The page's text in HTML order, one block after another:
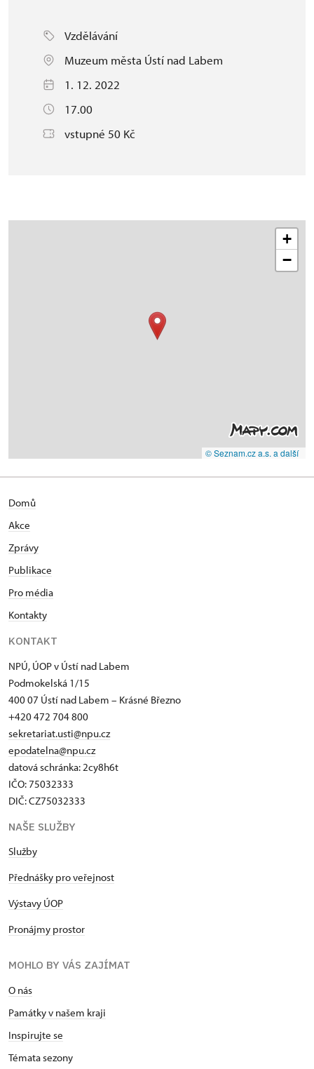
Vzdělávání
Muzeum města Ústí nad Labem
1. 12. 2022
17.00
vstupné 50 Kč
+
−
© Seznam.cz a.s. a další
Domů
Akce
Zprávy
Publikace
Pro média
Kontakty
KONTAKT
NPÚ, ÚOP v Ústí nad Labem
Podmokelská 1/15
400 07 Ústí nad Labem – Krásné Březno
+420 472 704 800
sekretariat.usti@npu.cz
epodatelna@npu.cz
datová schránka: 2cy8h6t​
IČO: 75032333
DIČ: CZ75032333
NAŠE SLUŽBY
Služby
Přednášky pro veřejnost
Výstavy ÚOP
Pronájmy prostor
MOHLO BY VÁS ZAJÍMAT
O nás
Památky v našem kraji
Inspirujte se
Témata sezony